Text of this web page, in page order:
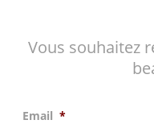
Vous souhaitez
Email *